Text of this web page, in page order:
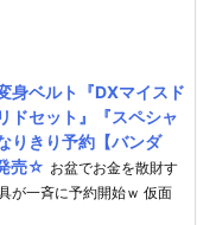
身ベルト『DXマイスド
ドセット』『スペシャ
りきり予約【バンダ
売☆ お盆でお金を散財す
が一斉に予約開始ｗ 仮面